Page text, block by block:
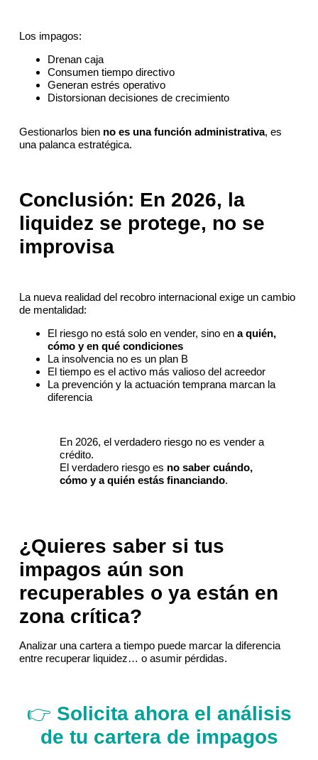
Los impagos:
Drenan caja
Consumen tiempo directivo
Generan estrés operativo
Distorsionan decisiones de crecimiento
Gestionarlos bien no es una función administrativa, es
una palanca estratégica.
Conclusión: En 2026, la
liquidez se protege, no se
improvisa
La nueva realidad del recobro internacional exige un cambio
de mentalidad:
El riesgo no está solo en vender, sino en a quién,
cómo y en qué condiciones
La insolvencia no es un plan B
El tiempo es el activo más valioso del acreedor
La prevención y la actuación temprana marcan la
diferencia
En 2026, el verdadero riesgo no es vender a
crédito.
El verdadero riesgo es no saber cuándo,
cómo y a quién estás financiando.
¿Quieres saber si tus
impagos aún son
recuperables o ya están en
zona crítica?
Analizar una cartera a tiempo puede marcar la diferencia
entre recuperar liquidez… o asumir pérdidas.
👉 Solicita ahora el análisis
de tu cartera de impagos